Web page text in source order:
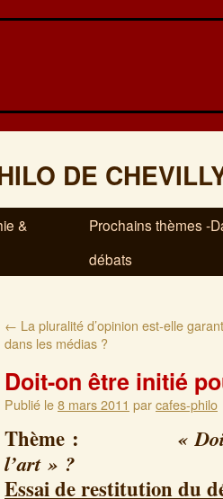
DE
&
Prochains thèmes -
débats
← La pluralité d’opinion est-elle
dans les médias ?
Doit-on être initié
Publié le8 mars 2011 parcafes-philo
Thème :
«
l’art » ?
Essai de restitution du